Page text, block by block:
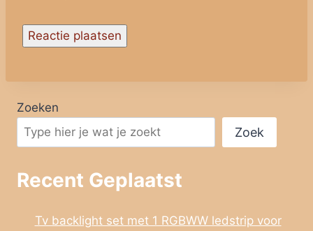
Zoeken
Zoek
Recent Geplaatst
Tv backlight set met 1 RGBWW ledstrip voor